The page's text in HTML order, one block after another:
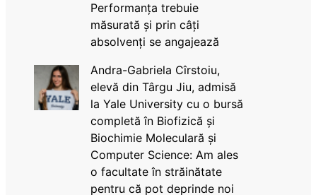
Performanța trebuie
măsurată și prin câți
absolvenți se angajează
Andra-Gabriela Cîrstoiu,
elevă din Târgu Jiu, admisă
la Yale University cu o bursă
completă în Biofizică și
Biochimie Moleculară și
Computer Science: Am ales
o facultate în străinătate
pentru că pot deprinde noi